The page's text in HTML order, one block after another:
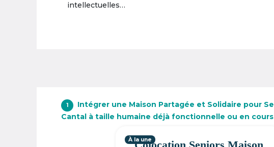
intellectuelles…
1
Intégrer une Maison Partagée et Solidaire pour
Cantal à taille humaine déjà fonctionnelle ou en
À la une